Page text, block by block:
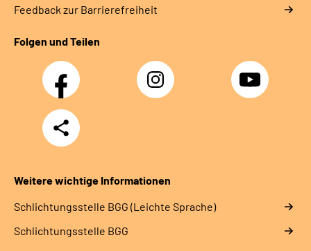
Feedback zur Barrierefreiheit
Folgen und Teilen
Facebook Instagram YouTube
Teilen
Weitere wichtige Informationen
Schlich­tungs­stel­le BGG (Leichte Sprache)
Schlich­tungs­stel­le BGG